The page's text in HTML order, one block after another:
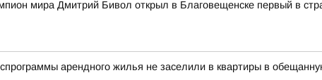
мира Дмитрий Бивол открыл в Благовещенске первый в
арендного жилья не заселили в квартиры в